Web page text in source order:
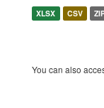
XLSX CSV
You can also